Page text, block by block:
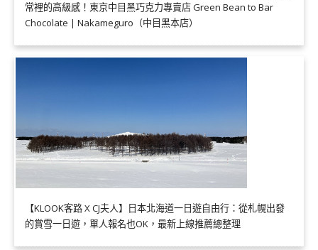
常裡的高級感！東京中目黑巧克力專賣店 Green Bean to Bar
Chocolate | Nakameguro（中目黑本店）
【KLOOK客路 X CJ夫人】日本北海道一日遊自由行：從札幌出發
的賞雪一日遊，單人報名也OK，最新上線推薦總整理